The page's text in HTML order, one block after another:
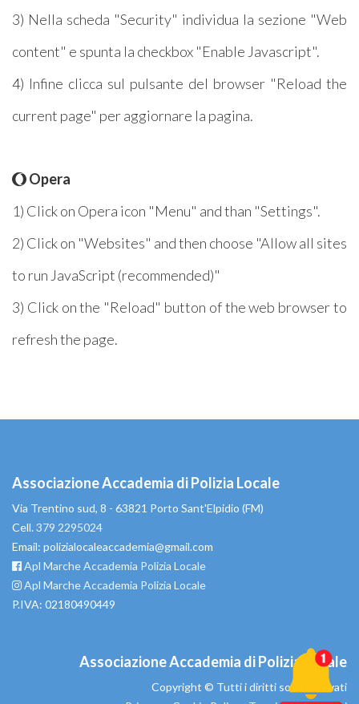
3) Nella scheda "Security" individua la sezione "Web
content" e spunta la checkbox "Enable Javascript".
4) Infine clicca sul pulsante del browser "Reload the
current page" per aggiornare la pagina.
Opera
1) Click on Opera icon "Menu" and than "Settings".
2) Click on "Websites" and then choose "Allow all sites
to run JavaScript (recommended)"
3) Click on the "Reload" button of the web browser to
refresh the page.
Associazione Accademia di Polizia Locale
Via Trentino sud, 8 - 63821 Porto Sant'Elpidio (FM)
Cell.379 2295024
Email: polizialocaleaccademia@gmail.com
Apl Marche Accademia Polizia Locale
Apl Marche Accademia Polizia Locale
P.IVA: 02180490449
Associazione Accademia di Polizia Locale
Copyright © Tutti i diritti sono riservati